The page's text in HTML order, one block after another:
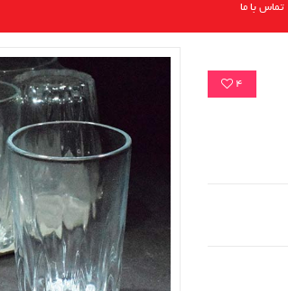
تماس با ما
4